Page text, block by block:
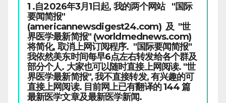
1 .自2026年3月1日起, 我的两个网站 "国际
要闻简报"
(americannewsdigest24.com) 及 "世
界医学最新简报" (worldmednews.com)
将简化, 取消上网订阅程序. "国际要闻简报"
我依然美东时间每早6点左右转发给各个群及
部分个人. 大家也可以随时直接上网阅读. "世
界医学最新简报", 我不直接转发, 有兴趣的可
直接上网阅读. 目前网上已有翻译的 144 篇
最新医学文章及最新医学新闻.